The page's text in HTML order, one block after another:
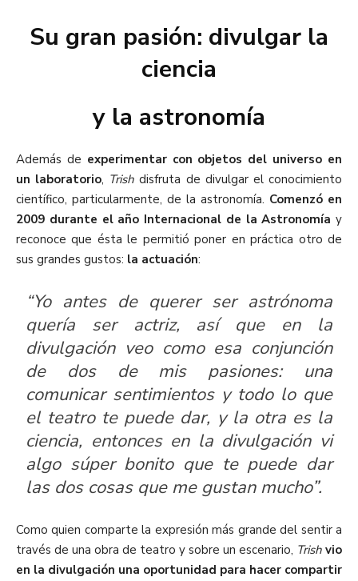
Su gran pasión: divulgar la
ciencia
y la astronomía
Además de experimentar con objetos del universo en
un laboratorio, Trishdisfruta de divulgar el conocimiento
científico, particularmente, de la astronomía. Comenzó en
2009 durante el año Internacional de la Astronomía y
reconoce que ésta le permitió poner en práctica otro de
sus grandes gustos: la actuación:
“Yo antes de querer ser astrónoma
quería ser actriz, así que en la
divulgación veo como esa conjunción
de dos de mis pasiones: una
comunicar sentimientos y todo lo que
el teatro te puede dar, y la otra es la
ciencia, entonces en la divulgación vi
algo súper bonito que te puede dar
las dos cosas que me gustan mucho”.
Como quien comparte la expresión más grande del sentir a
través de una obra de teatro y sobre un escenario, Trish vio
en la divulgación una oportunidad para hacer compartir